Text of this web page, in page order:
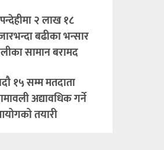
२ लाख १८
बढीका भन्सार
सामान बरामद
१५ सम्म मतदाता
अद्यावधिक गर्ने
तयारी